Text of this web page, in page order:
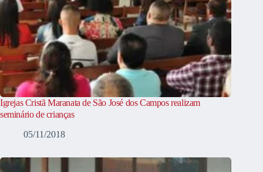
Igrejas Cristã Maranata de São José dos Campos realizam
seminário de crianças
05/11/2018